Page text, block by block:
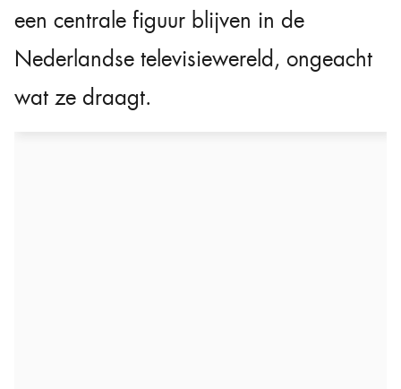
een centrale figuur blijven in de
Nederlandse televisiewereld, ongeacht
wat ze draagt.